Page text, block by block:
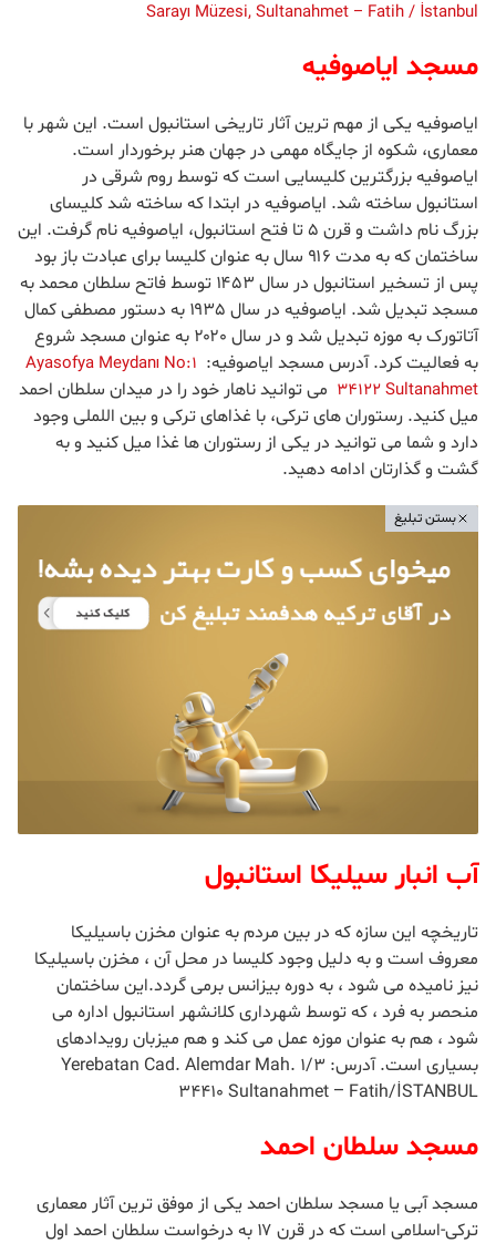
Sarayı Müzesi, Sultanahmet – Fatih / İstanbul
مسجد ایاصوفیه
ایاصوفیه یکی از مهم ترین آثار تاریخی استانبول است. این شهر با
معماری، شکوه از جایگاه مهمی در جهان هنر برخوردار است.
ایاصوفیه بزرگترین کلیسایی است که توسط روم شرقی در
استانبول ساخته شد. ایاصوفیه در ابتدا که ساخته شد کلیسای
بزرگ نام داشت و قرن ۵ تا فتح استانبول، ایاصوفیه نام گرفت. این
ساختمان که به مدت ۹۱۶ سال به عنوان کلیسا برای عبادت باز بود
پس از تسخیر استانبول در سال ۱۴۵۳ توسط فاتح سلطان محمد به
مسجد تبدیل شد. ایاصوفیه در سال ۱۹۳۵ به دستور مصطفی کمال
آتاتورک به موزه تبدیل شد و در سال ۲۰۲۰ به عنوان مسجد شروع
به فعالیت کرد. آدرس مسجد ایاصوفیه: Ayasofya Meydanı No:1
34122 Sultanahmet می توانید ناهار خود را در میدان سلطان احمد
میل کنید. رستوران های ترکی، با غذاهای ترکی و بین اللملی وجود
دارد و شما می توانید در یکی از رستوران ها غذا میل کنید و به
گشت و گذارتان ادامه دهید.
بستن تبلیغ
آب انبار سیلیکا استانبول
تاریخچه این سازه که در بین مردم به عنوان مخزن باسیلیکا
معروف است و به دلیل وجود کلیسا در محل آن ، مخزن باسیلیکا
نیز نامیده می شود ، به دوره بیزانس برمی گردد.این ساختمان
منحصر به فرد ، که توسط شهرداری کلانشهر استانبول اداره می
شود ، هم به عنوان موزه عمل می کند و هم میزبان رویدادهای
بسیاری است.
آدرس: Yerebatan Cad. Alemdar Mah. 1/3
34410 Sultanahmet – Fatih/İSTANBUL
مسجد سلطان احمد
مسجد آبی یا مسجد سلطان احمد یکی از موفق ترین آثار معماری
ترکی-اسلامی است که در قرن ۱۷ به درخواست سلطان احمد اول